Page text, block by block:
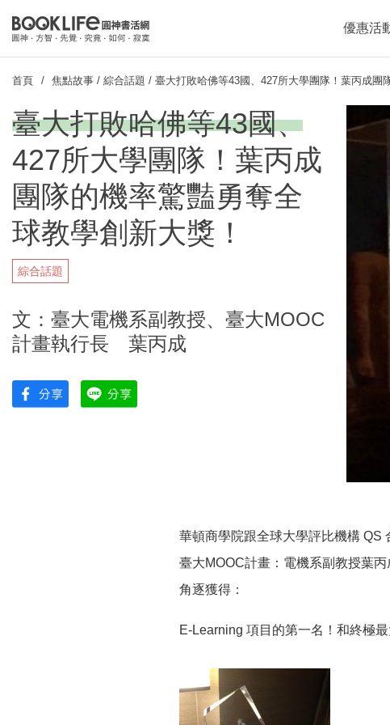
優惠活
首頁 焦點故事 / 綜合話題 / 臺大打敗哈佛等43國、427所大學團隊！葉丙成團
臺大打敗哈佛等43國、
427所大學團隊！葉丙成
團隊的機率驚豔勇奪全
球教學創新大獎！
綜合話題
文：臺大電機系副教授、臺大MOOC
計畫執行長 葉丙成
華頓商學院跟全球大學評比機構 QS
臺大MOOC計畫：電機系副教授葉丙
角逐獲得：
E-Learning 項目的第一名！ 和終極